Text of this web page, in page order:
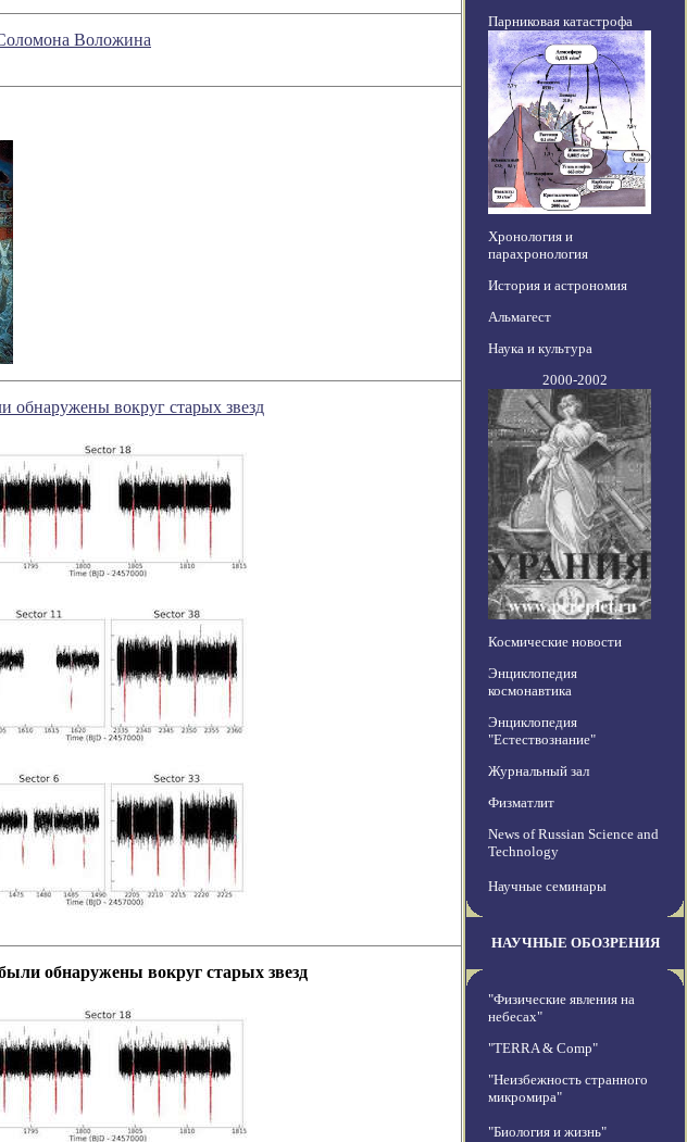
Воложина
обнаружены вокруг старых звезд
обнаружены вокруг старых звезд
Парниковая катастрофа
Хронология и
парахронология
История и астрономия
Альмагест
Наука и культура
2000-2002
Космические новости
Энциклопедия
космонавтика
Энциклопедия
"Естествознание"
Журнальный зал
Физматлит
News of Russian Science and
Technology
Научные семинары
НАУЧНЫЕ ОБОЗРЕНИЯ
"Физические явления на
небесах"
"TERRA & Comp"
"Неизбежность странного
микромира"
"Биология и жизнь"